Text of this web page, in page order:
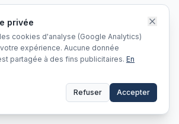
privée
cookies d'analyse (Google Analytics)
expérience. Aucune donnée
partagée à des fins publicitaires. En
Refuser Accepter